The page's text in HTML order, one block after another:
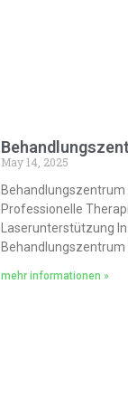
May 14, 2025
Professionelle
Laserunterstützung
mehr informationen »